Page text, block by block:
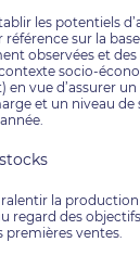
les potentiels
référence sur la
observées et des
socio-
vue d’assurer
et un niveau
la
regard des
premières ventes.